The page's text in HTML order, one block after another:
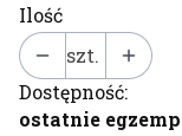
Ilość
szt.
Dostępność:
ostatnie